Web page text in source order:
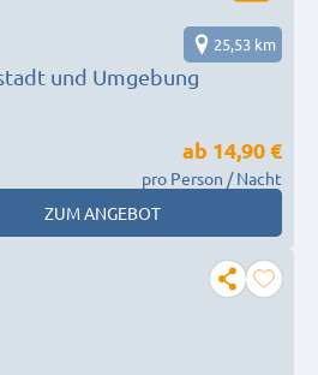
und Umgebung
25,53 km
ab 14,90 €
pro Person / Nacht
ZUM ANGEBOT